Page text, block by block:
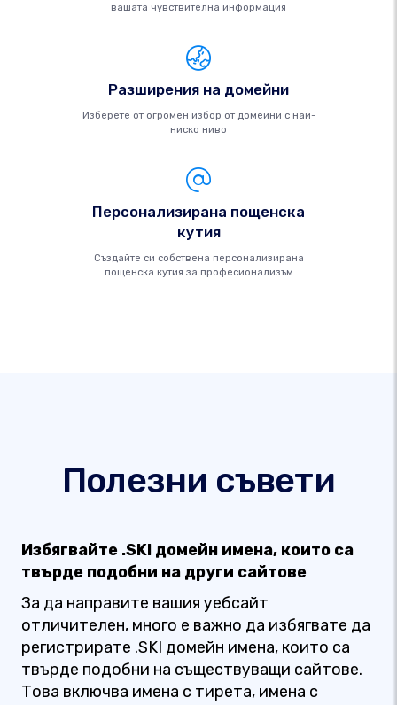
вашата чувствителна информация
Разширения на домейни
Изберете от огромен избор от домейни с най-
ниско ниво
Персонализирана пощенска
кутия
Създайте си собствена персонализирана
пощенска кутия за професионализъм
Полезни съвети
Избягвайте .SKI домейн имена, които са
твърде подобни на други сайтове
За да направите вашия уебсайт
отличителен, много е важно да избягвате да
регистрирате .SKI домейн имена, които са
твърде подобни на съществуващи сайтове.
Това включва имена с тирета, имена с